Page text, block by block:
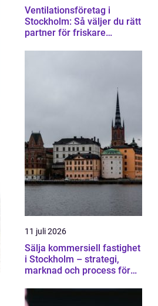
Ventilationsföretag i
Stockholm: Så väljer du rätt
partner för friskare
11 juli 2026
Sälja kommersiell fastighet
i Stockholm – strategi,
marknad och process för